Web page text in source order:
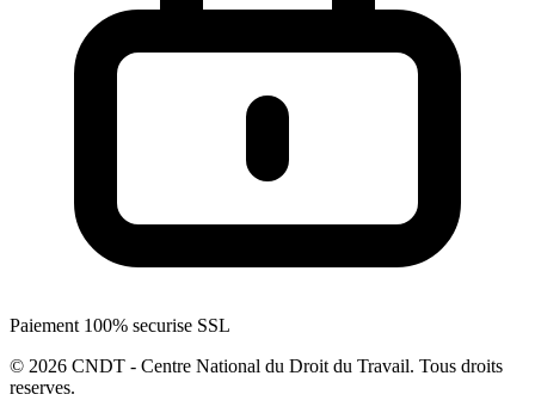
Paiement 100% securise SSL
© 2026 CNDT - Centre National du Droit du Travail. Tous droits
reserves.